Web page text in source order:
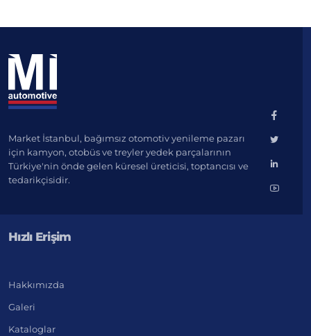
Market İstanbul, bağımsız otomotiv yenileme pazarı
için kamyon, otobüs ve treyler yedek parçalarının
Türkiye'nin önde gelen küresel üreticisi, toptancısı ve
tedarikçisidir.
Hızlı Erişim
Hakkımızda
Galeri
Kataloglar